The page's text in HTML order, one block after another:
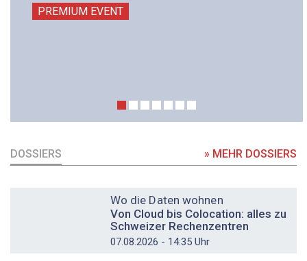
PREMIUM EVENT
DOSSIERS » MEHR DOSSIERS
Wo die Daten wohnen
Von Cloud bis Colocation: alles zu
Schweizer Rechenzentren
07.08.2026 - 14:35 Uhr